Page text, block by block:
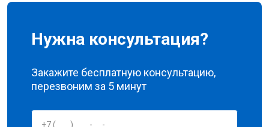
Нужна консультация?
Закажите бесплатную консультацию,
перезвоним за 5 минут